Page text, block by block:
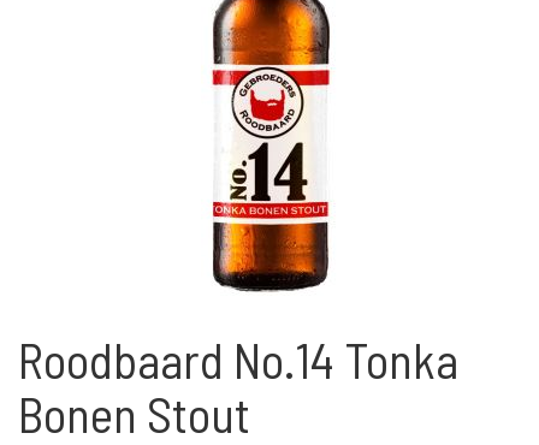
Roodbaard No.14 Tonka
Bonen Stout